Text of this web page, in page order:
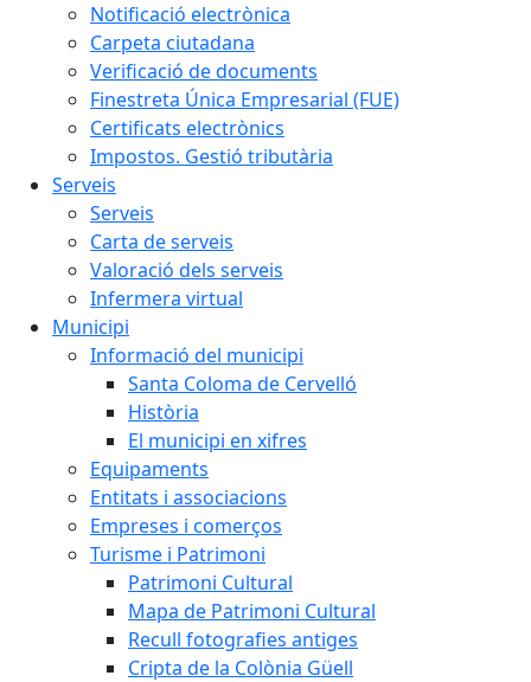
Notificació electrònica
Carpeta ciutadana
Verificació de documents
Finestreta Única Empresarial (FUE)
Certificats electrònics
Impostos. Gestió tributària
Serveis
Serveis
Carta de serveis
Valoració dels serveis
Infermera virtual
Municipi
Informació del municipi
Santa Coloma de Cervelló
Història
El municipi en xifres
Equipaments
Entitats i associacions
Empreses i comerços
Turisme i Patrimoni
Patrimoni Cultural
Mapa de Patrimoni Cultural
Recull fotografies antiges
Cripta de la Colònia Güell